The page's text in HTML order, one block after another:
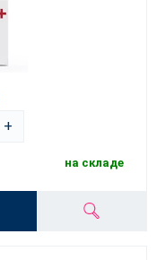
+
на складе